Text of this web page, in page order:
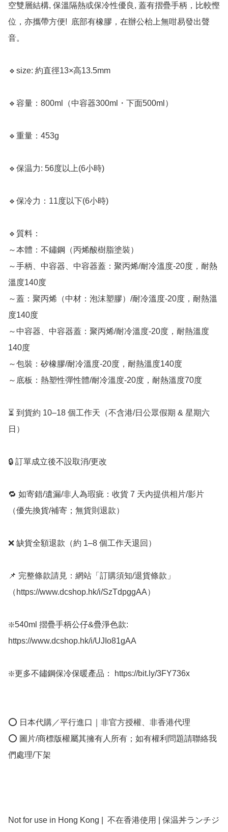
空雙層結構, 保溫隔熱或保冷性優良, 蓋有摺疊手柄，比較慳
位，亦攜帶方便!  底部有橡膠，在辦公枱上無咁易發出聲
音。
🔹size: 約直徑13×高13.5mm
🔹容量：800ml（中容器300ml・下面500ml）
🔹重量：453g
🔹保温力: 56度以上(6小時)
🔹保冷力：11度以下(6小時)
🔹質料：
～本體：不鏽鋼（丙烯酸樹脂塗裝）
～手柄、中容器、中容器蓋：聚丙烯/耐冷溫度-20度，耐熱
溫度140度
～蓋：聚丙烯（中材：泡沫塑膠）/耐冷溫度-20度，耐熱溫
度140度
～中容器、中容器蓋：聚丙烯/耐冷溫度-20度，耐熱溫度
140度
～包裝：矽橡膠/耐冷溫度-20度，耐熱溫度140度
～底板：熱塑性彈性體/耐冷溫度-20度，耐熱溫度70度
⏳ 到貨約 10–18 個工作天（不含港/日公眾假期 & 星期六
日）
🔒 訂單成立後不設取消/更改
🔁 如寄錯/遺漏/非人為瑕疵：收貨 7 天內提供相片/影片
（優先換貨/補寄；無貨則退款）
❌ 缺貨全額退款（約 1–8 個工作天退回）
📌 完整條款請見：網站「訂購須知/退貨條款」
（https://www.dcshop.hk/i/SzTdpggAA）  ﻿
❇️540ml 摺疊手柄公仔&疊淨色款:
https://www.dcshop.hk/i/UJIo81gAA
❇️更多不鏽鋼保冷保暖產品： https://bit.ly/3FY736x
⭕ 日本代購／平行進口｜非官方授權、非香港代理
⭕ 圖片/商標版權屬其擁有人所有；如有權利問題請聯絡我
們處理/下架
Not for use in Hong Kong |  不在香港使用 | 保温丼ランチジ